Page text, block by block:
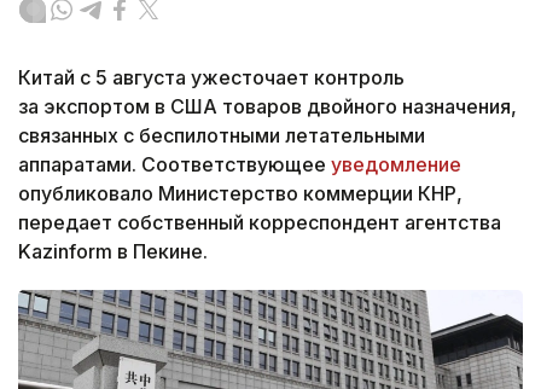
Китай с 5 августа ужесточает контроль
за экспортом в США товаров двойного назначения,
связанных с беспилотными летательными
аппаратами. Соответствующее уведомление
опубликовало Министерство коммерции КНР,
передает собственный корреспондент агентства
Kazinform в Пекине.